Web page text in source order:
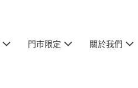
門市限定 關於我們